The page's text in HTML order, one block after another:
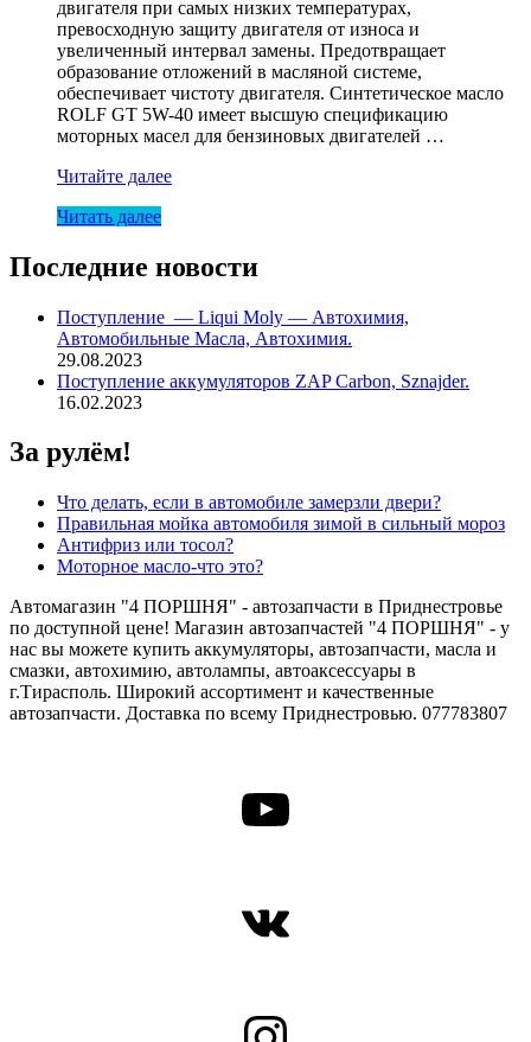
двигателя при самых низких температурах,
превосходную защиту двигателя от износа и
увеличенный интервал замены. Предотвращает
образование отложений в масляной системе,
обеспечивает чистоту двигателя. Синтетическое масло
ROLF GT 5W-40 имеет высшую спецификацию
моторных масел для бензиновых двигателей …
Масло
ROLF
SN/CF
A3/B4
4л
мет
Читайте далее
Читать далее
Последние новости
Поступление — Liqui Moly — Автохимия,
Автомобильные Масла, Автохимия.
29.08.2023
Поступление аккумуляторов ZAP Carbon, Sznajder.
16.02.2023
За рулём!
Что делать, если в автомобиле замерзли двери?
Правильная мойка автомобиля зимой в сильный мороз
Антифриз или тосол?
Моторное масло-что это?
Автомагазин "4 ПОРШНЯ" - автозапчасти в Приднестровье
по доступной цене! Магазин автозапчастей "4 ПОРШНЯ" - у
нас вы можете купить аккумуляторы, автозапчасти, масла и
смазки, автохимию, автолампы, автоаксессуары в
г.Тирасполь. Широкий ассортимент и качественные
автозапчасти. Доставка по всему Приднестровью. 077783807
YouTube
ВКонтакте